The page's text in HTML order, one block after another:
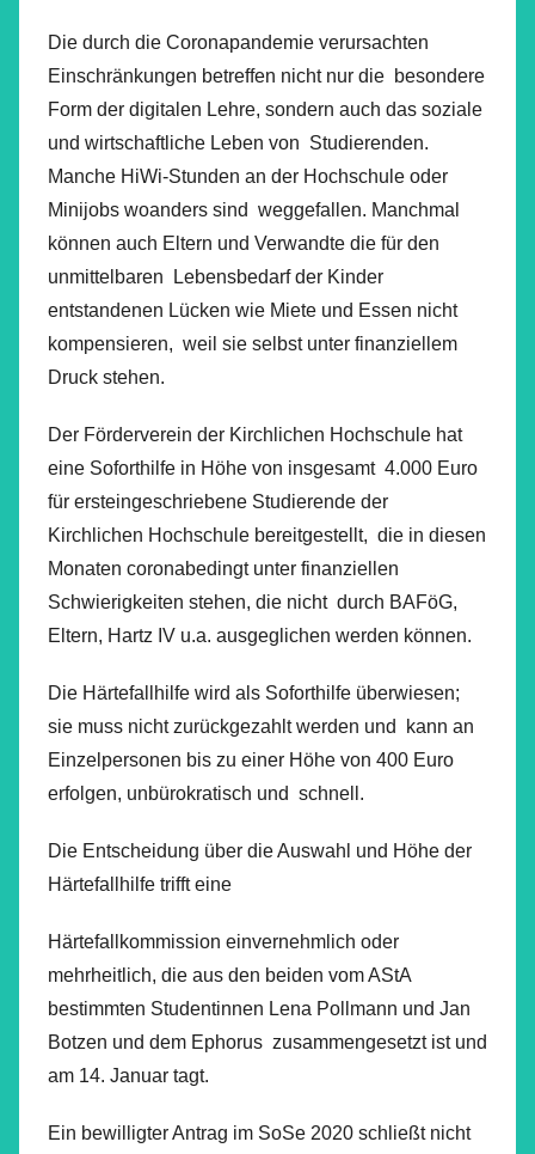
Die durch die Coronapandemie verursachten
Einschränkungen betreffen nicht nur die besondere
Form der digitalen Lehre, sondern auch das soziale
und wirtschaftliche Leben von Studierenden.
Manche HiWi-Stunden an der Hochschule oder
Minijobs woanders sind weggefallen. Manchmal
können auch Eltern und Verwandte die für den
unmittelbaren Lebensbedarf der Kinder
entstandenen Lücken wie Miete und Essen nicht
kompensieren, weil sie selbst unter finanziellem
Druck stehen.
Der Förderverein der Kirchlichen Hochschule hat
eine Soforthilfe in Höhe von insgesamt 4.000 Euro
für ersteingeschriebene Studierende der
Kirchlichen Hochschule bereitgestellt, die in diesen
Monaten coronabedingt unter finanziellen
Schwierigkeiten stehen, die nicht durch BAFöG,
Eltern, Hartz IV u.a. ausgeglichen werden können.
Die Härtefallhilfe wird als Soforthilfe überwiesen;
sie muss nicht zurückgezahlt werden und kann an
Einzelpersonen bis zu einer Höhe von 400 Euro
erfolgen, unbürokratisch und schnell.
Die Entscheidung über die Auswahl und Höhe der
Härtefallhilfe trifft eine
Härtefallkommission einvernehmlich oder
mehrheitlich, die aus den beiden vom AStA
bestimmten Studentinnen Lena Pollmann und Jan
Botzen und dem Ephorus zusammengesetzt ist und
am 14. Januar tagt.
Ein bewilligter Antrag im SoSe 2020 schließt nicht